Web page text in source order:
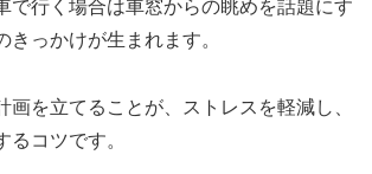
で行く場合は車窓からの眺めを話題にす
きっかけが生まれます。
画を立てることが、ストレスを軽減し、
るコツです。